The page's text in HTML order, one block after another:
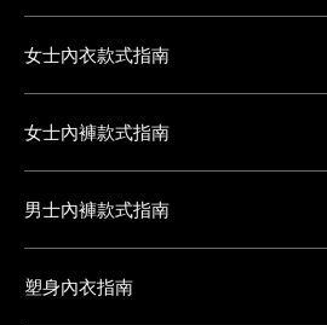
女士內衣款式指南
女士內褲款式指南
男士內褲款式指南
塑身內衣指南